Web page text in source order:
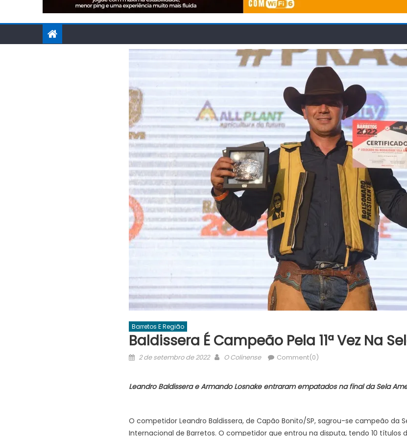
Barretos E Região
Baldissera É Campeão Pela 11ª Vez Na
Posted
2 de setembro de 2022 Author
O Colinense Comment(0)
Leandro Baldissera e Armando Losnake entraram empatados na final da Sela
O competidor Leandro Baldissera, de Capão Bonito/SP, sagrou-se campeão da
Internacional de Barretos. O competidor que entrou na disputa, tendo 10 títulos